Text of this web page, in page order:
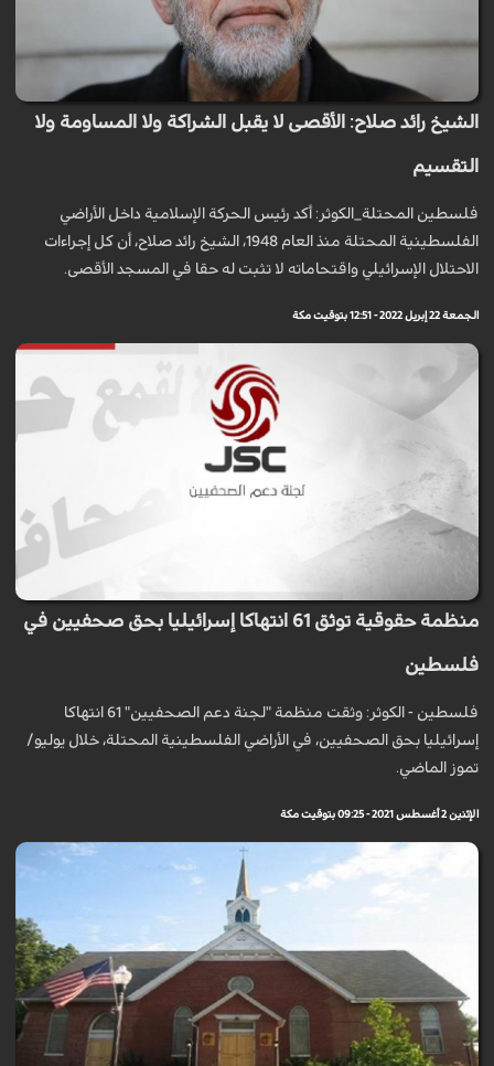
الشيخ رائد صلاح: الأقصى لا يقبل الشراكة ولا المساومة ولا
التقسيم
فلسطين المحتلة_الكوثر: أكد رئيس الحركة الإسلامية داخل الأراضي
الفلسطينية المحتلة منذ العام 1948، الشيخ رائد صلاح، أن كل إجراءات
الاحتلال الإسرائيلي واقتحاماته لا تثبت له حقا في المسجد الأقصى.
الجمعة 22 إبريل 2022 - 12:51 بتوقيت مكة
منظمة حقوقية توثق 61 انتهاكا إسرائيليا بحق صحفيين في
فلسطين
فلسطين - الكوثر: وثقت منظمة "لجنة دعم الصحفيين" 61 انتهاكا
إسرائيليا بحق الصحفيين، في الأراضي الفلسطينية المحتلة، خلال يوليو/
تموز الماضي.
الإثنين 2 أغسطس 2021 - 09:25 بتوقيت مكة